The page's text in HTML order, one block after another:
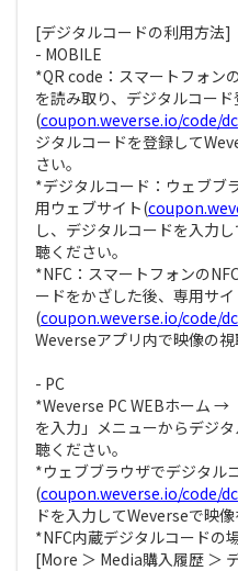
[デジタルコードの利用方法]
- MOBILE
*QR code：スマートフォン
を読み取り、デジタルコー
(coupon.weverse.io/code/dc
ジタルコードを登録して
さい。
*デジタルコード：ウェブブ
用ウェブサイト(
し、デジタルコードを入力
聴ください。
*NFC：スマートフォンの
ードをかざした後、専用サイ
(coupon.weverse.io/code/dc
Weverseアプリ内で映像の視
- PC
*Weverse PC WEBホーム
を入力」メニューからデジ
聴ください。
*ウェブブラウザでデジタル
(coupon.weverse.io/code/dc
ドを入力してWeverseで映像
*NFC内蔵デジタルコードの
[More ＞ Media購入履歴 ＞